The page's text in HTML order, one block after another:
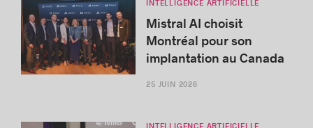
INTELLIGENCE ARTIFICIELLE
Mistral AI choisit
Montréal pour son
implantation au Canada
25 JUIN 2026
INTELLIGENCE ARTIFICIELLE